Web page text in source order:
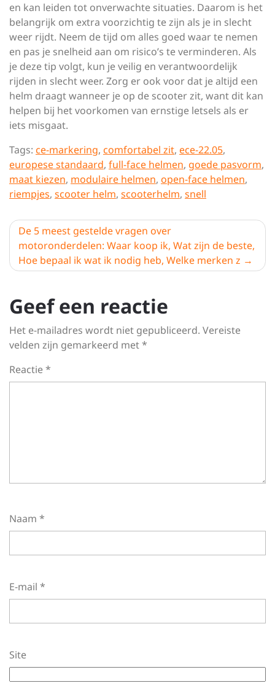
en kan leiden tot onverwachte situaties. Daarom is het
belangrijk om extra voorzichtig te zijn als je in slecht
weer rijdt. Neem de tijd om alles goed waar te nemen
en pas je snelheid aan om risico’s te verminderen. Als
je deze tip volgt, kun je veilig en verantwoordelijk
rijden in slecht weer. Zorg er ook voor dat je altijd een
helm draagt wanneer je op de scooter zit, want dit kan
helpen bij het voorkomen van ernstige letsels als er
iets misgaat.
Tags: ce-markering, comfortabel zit, ece-22.05,
europese standaard, full-face helmen, goede pasvorm,
maat kiezen, modulaire helmen, open-face helmen,
riempjes, scooter helm, scooterhelm, snell
Berichtnavigatie
De 5 meest gestelde vragen over
motoronderdelen: Waar koop ik, Wat zijn de beste,
Hoe bepaal ik wat ik nodig heb, Welke merken z
Geef een reactie
Het e-mailadres wordt niet gepubliceerd. Vereiste
velden zijn gemarkeerd met*
Reactie*
Naam *
E-mail *
Site